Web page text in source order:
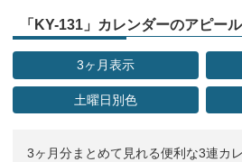
「KY-131」カレンダーのアピー
3ヶ月表示
土曜日別色
3ヶ月分まとめて見れる便利な3連カ